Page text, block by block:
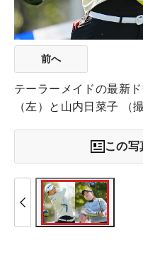
前へ
テーラーメイドの最新
（左）と山内日菜子 （
この